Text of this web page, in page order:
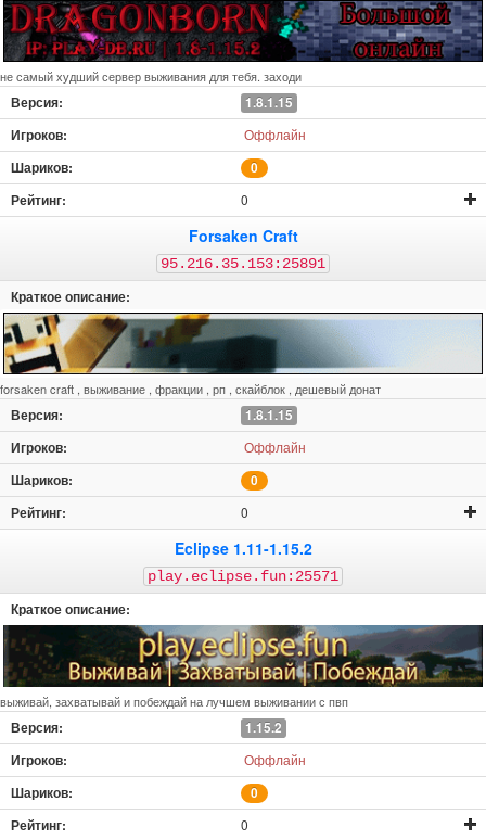
не самый худший сервер выживания для тебя. заходи
1.8.1.15
Оффлайн
0
0
Forsaken Craft
95.216.35.153:25891
forsaken craft , выживание , фракции , рп , скайблок , дешевый донат
1.8.1.15
Оффлайн
0
0
Eclipse 1.11-1.15.2
play.eclipse.fun:25571
выживай, захватывай и побеждай на лучшем выживании с пвп
1.15.2
Оффлайн
0
0